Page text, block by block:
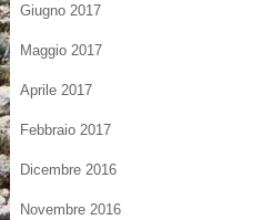
Giugno 2017
Maggio 2017
Aprile 2017
Febbraio 2017
Dicembre 2016
Novembre 2016